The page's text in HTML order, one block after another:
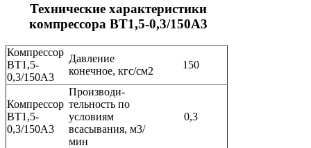
Технические характеристики
компрессора ВТ1,5-0,3/150А3
Компрессор
ВТ1,5-
0,3/150А3
Давление
конечное, кгс/см2
150
Компрессор
ВТ1,5-
0,3/150А3
Производи-
тельность по
условиям
всасывания, м3/
мин
0,3